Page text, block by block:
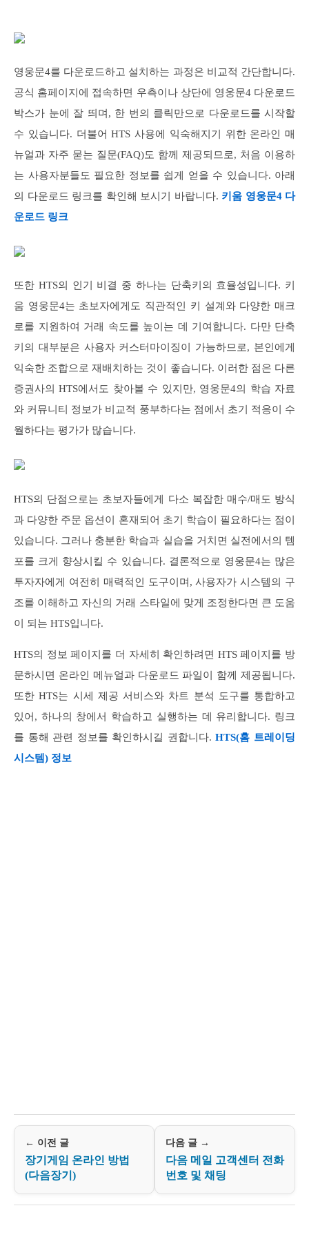
영웅문4를 다운로드하고 설치하는 과정은 비교적 간단합니다.
공식 홈페이지에 접속하면 우측이나 상단에 영웅문4 다운로드
박스가 눈에 잘 띄며, 한 번의 클릭만으로 다운로드를 시작할
수 있습니다. 더불어 HTS 사용에 익숙해지기 위한 온라인 매
뉴얼과 자주 묻는 질문(FAQ)도 함께 제공되므로, 처음 이용하
는 사용자분들도 필요한 정보를 쉽게 얻을 수 있습니다. 아래
의 다운로드 링크를 확인해 보시기 바랍니다. 키움 영웅문4 다
운로드 링크
또한 HTS의 인기 비결 중 하나는 단축키의 효율성입니다. 키
움 영웅문4는 초보자에게도 직관적인 키 설계와 다양한 매크
로를 지원하여 거래 속도를 높이는 데 기여합니다. 다만 단축
키의 대부분은 사용자 커스터마이징이 가능하므로, 본인에게
익숙한 조합으로 재배치하는 것이 좋습니다. 이러한 점은 다른
증권사의 HTS에서도 찾아볼 수 있지만, 영웅문4의 학습 자료
와 커뮤니티 정보가 비교적 풍부하다는 점에서 초기 적응이 수
월하다는 평가가 많습니다.
HTS의 단점으로는 초보자들에게 다소 복잡한 매수/매도 방식
과 다양한 주문 옵션이 혼재되어 초기 학습이 필요하다는 점이
있습니다. 그러나 충분한 학습과 실습을 거치면 실전에서의 템
포를 크게 향상시킬 수 있습니다. 결론적으로 영웅문4는 많은
투자자에게 여전히 매력적인 도구이며, 사용자가 시스템의 구
조를 이해하고 자신의 거래 스타일에 맞게 조정한다면 큰 도움
이 되는 HTS입니다.
HTS의 정보 페이지를 더 자세히 확인하려면 HTS 페이지를 방
문하시면 온라인 메뉴얼과 다운로드 파일이 함께 제공됩니다.
또한 HTS는 시세 제공 서비스와 차트 분석 도구를 통합하고
있어, 하나의 창에서 학습하고 실행하는 데 유리합니다. 링크
를 통해 관련 정보를 확인하시길 권합니다.HTS(홈 트레이딩
시스템) 정보
← 이전 글
장기게임 온라인 방법
(다음장기)
다음 글 →
다음 메일 고객센터 전화
번호 및 채팅